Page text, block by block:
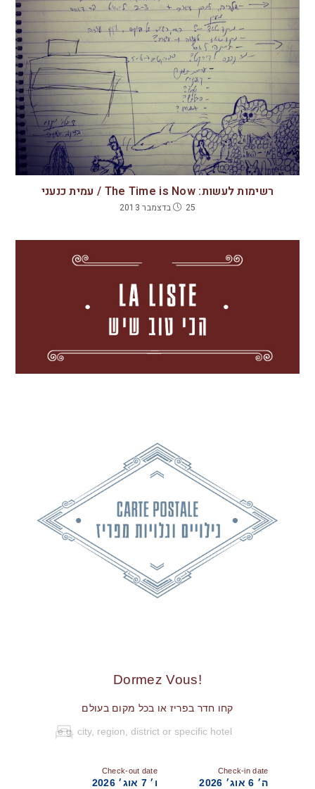
רשימות לעשות: The Time is Now / עמית כנעני
25 בדצמבר 2013
!Dormez Vous
קחו חדר בפריז או בכל מקום בעולם
Check-in date
ה׳ 6 אוג׳ 2026
Check-out date
ו׳ 7 אוג׳ 2026